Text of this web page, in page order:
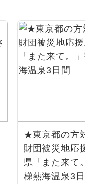
★東京都の方
財団被災地応
県「また来て
梯熱海温泉3